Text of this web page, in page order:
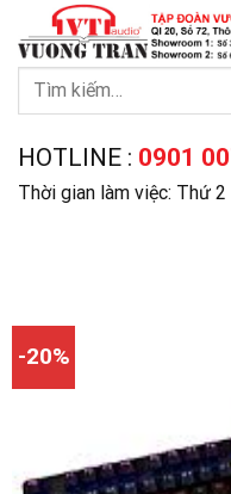
content
Tìm
HOTLINE : 0901
Thời gian làm việc: Thứ 2
-20%